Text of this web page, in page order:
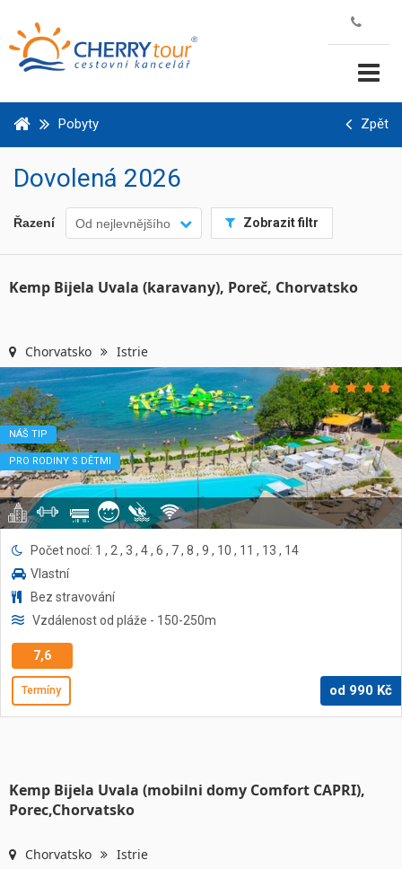
Pobyty Zpět
Dovolená 2026
Řazení Od nejlevnějšího Zobrazit filtr
Kemp Bijela Uvala (karavany), Poreč, Chorvatsko
Chorvatsko Istrie
NÁŠ TIP
PRO RODINY S DĚTMI
Počet nocí: 1 , 2 , 3 , 4 , 6 , 7 , 8 , 9 , 10 , 11 , 13 , 14
Vlastní
Bez stravování
Vzdálenost od pláže - 150-250m
7,6
Termíny od 990 Kč
Kemp Bijela Uvala (mobilni domy Comfort CAPRI),
Porec,Chorvatsko
Chorvatsko Istrie